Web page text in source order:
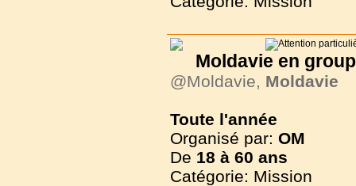
Moldavie en
@Moldavie, Moldavie
Toute l'année
Organisé par: OM
De 18 à 60 ans
Catégorie: Mission